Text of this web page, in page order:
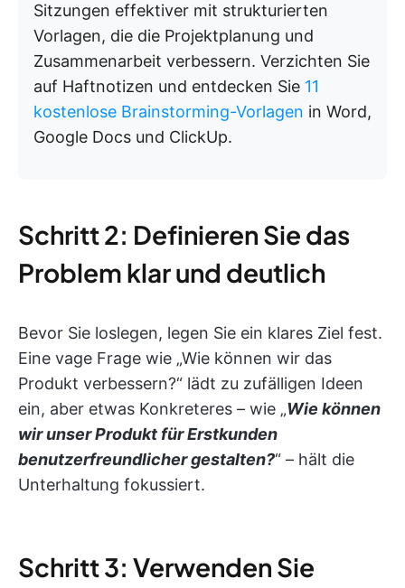
Sitzungen effektiver mit strukturierten
Vorlagen, die die Projektplanung und
Zusammenarbeit verbessern. Verzichten Sie
auf Haftnotizen und entdecken Sie 11
kostenlose Brainstorming-Vorlagen in Word,
Google Docs und ClickUp.
Schritt 2: Definieren Sie das
Problem klar und deutlich
Bevor Sie loslegen, legen Sie ein klares Ziel fest.
Eine vage Frage wie „Wie können wir das
Produkt verbessern?“ lädt zu zufälligen Ideen
ein, aber etwas Konkreteres – wie „Wie können
wir unser Produkt für Erstkunden
benutzerfreundlicher gestalten?“ – hält die
Unterhaltung fokussiert.
Schritt 3: Verwenden Sie